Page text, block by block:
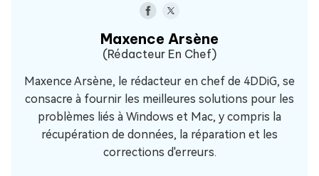
Maxence Arsène
(Rédacteur En Chef)
Maxence Arsène, le rédacteur en chef de 4DDiG, se
consacre à fournir les meilleures solutions pour les
problèmes liés à Windows et Mac, y compris la
récupération de données, la réparation et les
corrections d'erreurs.